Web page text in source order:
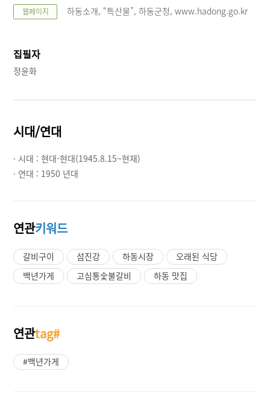
웹페이지 하동소개, “특산물”, 하동군청, www.hadong.go.kr
집필자
정윤화
시대/연대
· 시대 :현대-현대(1945.8.15~현재)
· 연대 : 1950 년대
연관키워드
갈비구이 섬진강 하동시장
오래된 식당
백년가게
고심통숯불갈비 하동 맛집
연관tag#
#백년가게